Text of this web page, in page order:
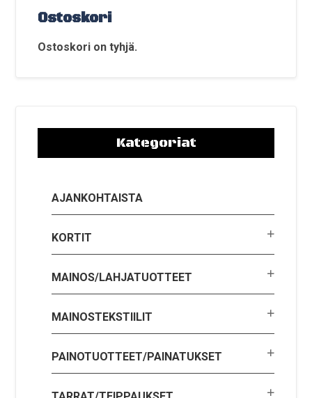
Ostoskori
Ostoskori on tyhjä.
Kategoriat
AJANKOHTAISTA
KORTIT
MAINOS/LAHJATUOTTEET
MAINOSTEKSTIILIT
PAINOTUOTTEET/PAINATUKSET